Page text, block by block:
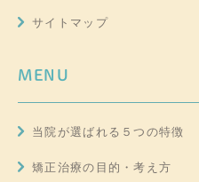
サイトマップ
MENU
当院が選ばれる５つの特徴
矯正治療の目的・考え方